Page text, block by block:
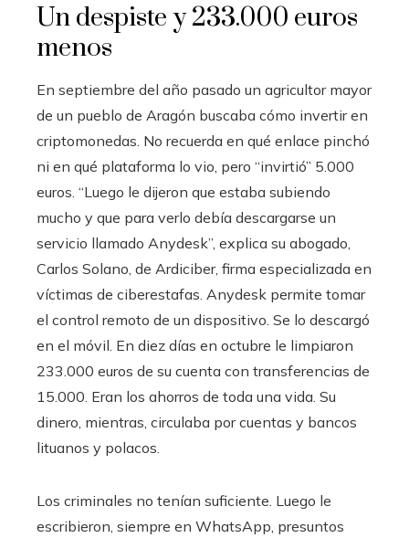
Un despiste y 233.000 euros
menos
En septiembre del año pasado un agricultor mayor
de un pueblo de Aragón buscaba cómo invertir en
criptomonedas. No recuerda en qué enlace pinchó
ni en qué plataforma lo vio, pero “invirtió” 5.000
euros. “Luego le dijeron que estaba subiendo
mucho y que para verlo debía descargarse un
servicio llamado Anydesk”, explica su abogado,
Carlos Solano, de Ardiciber, firma especializada en
víctimas de ciberestafas. Anydesk permite tomar
el control remoto de un dispositivo. Se lo descargó
en el móvil. En diez días en octubre le limpiaron
233.000 euros de su cuenta con transferencias de
15.000. Eran los ahorros de toda una vida. Su
dinero, mientras, circulaba por cuentas y bancos
lituanos y polacos.
Los criminales no tenían suficiente. Luego le
escribieron, siempre en WhatsApp, presuntos